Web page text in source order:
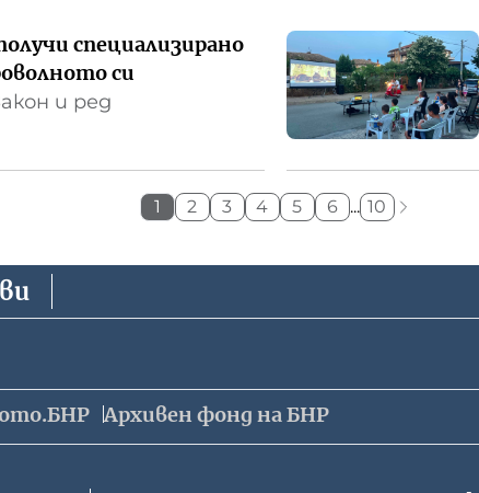
специализирано
си
и ред
1 2 3 4 5 6 ... 10
Архивен фонд на БНР